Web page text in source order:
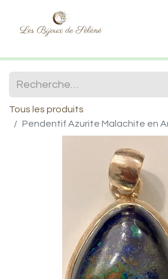
Tous les produits
Pendentif Azurite Malachite en